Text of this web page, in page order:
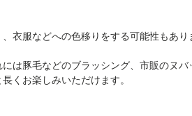
衣服などへの色移りをする可能性もあり
は豚毛などのブラッシング、市販のヌバ
くお楽しみいただけます。